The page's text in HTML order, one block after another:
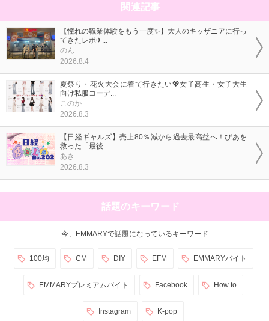
関連記事
【憧れの職業体験をもう一度✨】大人のキッザニアに行っ
てきたレポ✈...
のん
2026.8.4
夏祭り・花火大会に着て行きたい💖女子高生・女子大生
向け私服コーデ...
このか
2026.8.3
【日経ギャルズ】売上80％減から過去最高益へ！ぴあを
救った「最後...
あき
2026.8.3
話題のキーワード
今、EMMARYで話題になっているキーワード
100均 CM DIY EFM EMMARYバイト
EMMARYプレミアムバイト Facebook How to
Instagram K-pop